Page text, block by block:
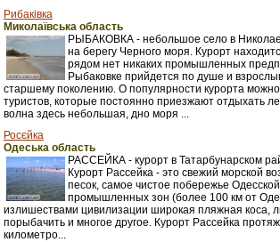
Рибаківка
Миколаївська область
РЫБАКОВКА - небольшое село в
на берегу Черного моря. Курорт
рядом нет никаких промышленных
Рыбаковке прийдется по душе и
старшему поколению. О популярности курорта
туристов, которые постоянно приезжают отдыхать
волна здесь небольшая, дно моря ...
Росєйка
Одеська область
РАССЕЙКА - курорт в Татарбунарском
Курорт Рассейка - это свежий морской
песок, самое чистое побережье
промышленных зон (более 100 км от
излишествами цивилизации широкая пляжная коса,
порыбачить и многое другое. Курорт Рассейка
километро...